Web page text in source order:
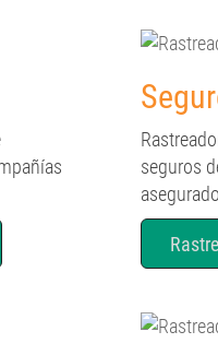
seguros